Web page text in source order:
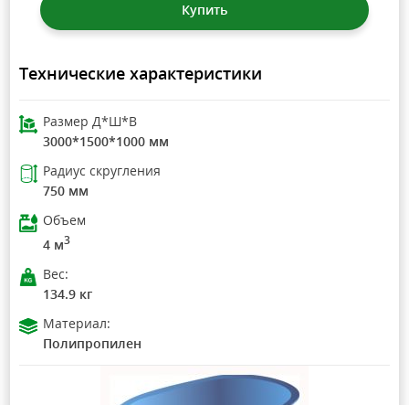
Купить
Технические характеристики
Размер Д*Ш*В
3000*1500*1000 мм
Радиус скругления
750 мм
Объем
4 м3
Вес:
134.9 кг
Материал:
Полипропилен